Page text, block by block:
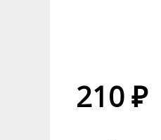
210 ₽